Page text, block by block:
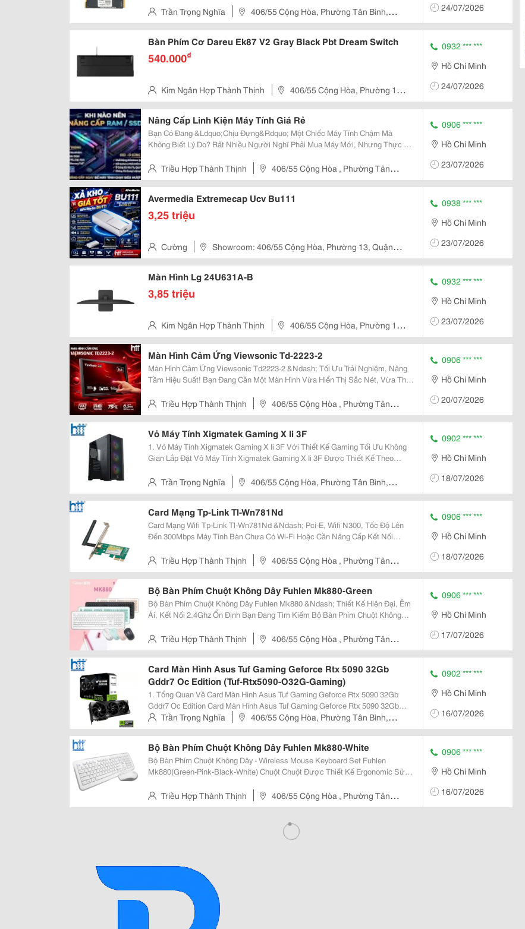
Ssd Sata Thế Hệ Cũ. Với Định Hướng Tối Ưu Tốc...
Trần Trọng Nghĩa
406/55 Cộng Hòa, Phường Tân Bình,
Tp.hcm
24/07/2026
Bàn Phím Cơ Dareu Ek87 V2 Gray Black Pbt Dream Switch
540.000₫
Kim Ngân Hợp Thành Thịnh
406/55 Cộng Hòa, Phường 13,
Quận Tân Bình
0932 *** ***
Hồ Chí Minh
24/07/2026
Nâng Cấp Linh Kiện Máy Tính Giá Rẻ
Bạn Có Đang &Ldquo;Chịu Đựng&Rdquo; Một Chiếc Máy Tính Chậm Mà
Không Biết Lý Do? Rất Nhiều Người Nghĩ Phải Mua Máy Mới, Nhưng Thực Ra
Nhiều Tab Chrome Bị Treo Chạy Phần...
Triều Hợp Thành Thịnh
406/55 Cộng Hòa , Phường Tân
Bình , Thành Phố Hồ Chí Minh
0906 *** ***
Hồ Chí Minh
23/07/2026
Avermedia Extremecap Ucv Bu111
3,25 triệu
Cường
Showroom: 406/55 Cộng Hòa, Phường 13, Quận
Tân Bình, Thành Phố Hồ Chí Minh
0938 *** ***
Hồ Chí Minh
23/07/2026
Màn Hình Lg 24U631A-B
3,85 triệu
Kim Ngân Hợp Thành Thịnh
406/55 Cộng Hòa, Phường 13,
Quận Tân Bình
0932 *** ***
Hồ Chí Minh
23/07/2026
Màn Hình Cảm Ứng Viewsonic Td-2223-2
Màn Hình Cảm Ứng Viewsonic Td2223-2 &Ndash; Tối Ưu Trải Nghiệm, Nâng
Tầm Hiệu Suất! Bạn Đang Cần Một Màn Hình Vừa Hiển Thị Sắc Nét, Vừa Thao
Hàng, Giáo Dục Và Giải Trí! ...
Triều Hợp Thành Thịnh
406/55 Cộng Hòa , Phường Tân
Bình , Thành Phố Hồ Chí Minh
0906 *** ***
Hồ Chí Minh
20/07/2026
Vỏ Máy Tính Xigmatek Gaming X Ii 3F
1. Vỏ Máy Tính Xigmatek Gaming X Ii 3F Với Thiết Kế Gaming Tối Ưu Không
Gian Lắp Đặt Vỏ Máy Tính Xigmatek Gaming X Ii 3F Được Thiết Kế Theo
Độ Bền Cao Và Khả Năng Chịu Lực Tốt....
Trần Trọng Nghĩa
406/55 Cộng Hòa, Phường Tân Bình,
Tp.hcm
0902 *** ***
Hồ Chí Minh
18/07/2026
Card Mạng Tp-Link Tl-Wn781Nd
Card Mạng Wifi Tp-Link Tl-Wn781Nd &Ndash; Pci-E, Wifi N300, Tốc Độ Lên
Đến 300Mbps Máy Tính Bàn Chưa Có Wi-Fi Hoặc Cần Nâng Cấp Kết Nối
Kiệm Cho Gia Đình, Văn Phòng Và Doanh...
Triều Hợp Thành Thịnh
406/55 Cộng Hòa , Phường Tân
Bình , Thành Phố Hồ Chí Minh
0906 *** ***
Hồ Chí Minh
18/07/2026
Bộ Bàn Phím Chuột Không Dây Fuhlen Mk880-Green
Bộ Bàn Phím Chuột Không Dây Fuhlen Mk880 &Ndash; Thiết Kế Hiện Đại, Êm
Ái, Kết Nối 2.4Ghz Ổn Định Bạn Đang Tìm Kiếm Bộ Bàn Phím Chuột Không
Fuhlen Mk880 Wireless Mouse Keyboard Set...
Triều Hợp Thành Thịnh
406/55 Cộng Hòa , Phường Tân
Bình , Thành Phố Hồ Chí Minh
0906 *** ***
Hồ Chí Minh
17/07/2026
Card Màn Hình Asus Tuf Gaming Geforce Rtx 5090 32Gb
Gddr7 Oc Edition (Tuf-Rtx5090-O32G-Gaming)
1. Tổng Quan Về Card Màn Hình Asus Tuf Gaming Geforce Rtx 5090 32Gb
Gddr7 Oc Edition Card Màn Hình Asus Tuf Gaming Geforce Rtx 5090 32Gb
Gddr7 Oc Edition Được Asus Phát Triển Dành Cho Người Dùng Yêu Cầu Hiệu
Năng Đồ Họa Cực Cao Nhưng Vẫn Đặt Yếu Tố...
Trần Trọng Nghĩa
406/55 Cộng Hòa, Phường Tân Bình,
Tp.hcm
0902 *** ***
Hồ Chí Minh
16/07/2026
Bộ Bàn Phím Chuột Không Dây Fuhlen Mk880-White
Bộ Bàn Phím Chuột Không Dây - Wireless Mouse Keyboard Set Fuhlen
Mk880(Green-Pink-Black-White) Chuột Chuột Được Thiết Kế Ergonomic Sử
Nhận Mini Receiver, Công Nghệ Nano...
Triều Hợp Thành Thịnh
406/55 Cộng Hòa , Phường Tân
Bình , Thành Phố Hồ Chí Minh
0906 *** ***
Hồ Chí Minh
16/07/2026